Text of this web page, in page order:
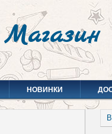
НОВИНКИ